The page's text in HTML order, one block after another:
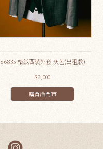
86835 格紋西裝外套 灰色(出租款)
$3,000
購買洽門市